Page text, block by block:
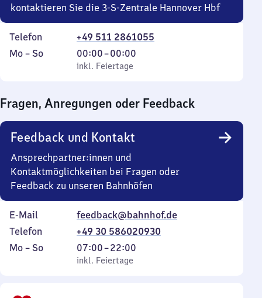
kontaktieren Sie die 3-S-Zentrale Hannover Hbf
Telefon
+49 511 2861055
Montag
Mo – So,
inkl. Feiertage
00:00–00:00
Von
0
0
Uhr
inkl. Feiertage
Fragen, Anregungen oder Feedback
Feedback und Kontakt
Ansprechpartner:innen und
Kontaktmöglichkeiten bei Fragen oder
Feedback zu unseren Bahnhöfen
E-Mail
feedback@bahnhof.de
Telefon
+49 30 586020930
Montag
Mo – So,
inkl. Feiertage
07:00–22:00
Von
7
inkl. Feiertage